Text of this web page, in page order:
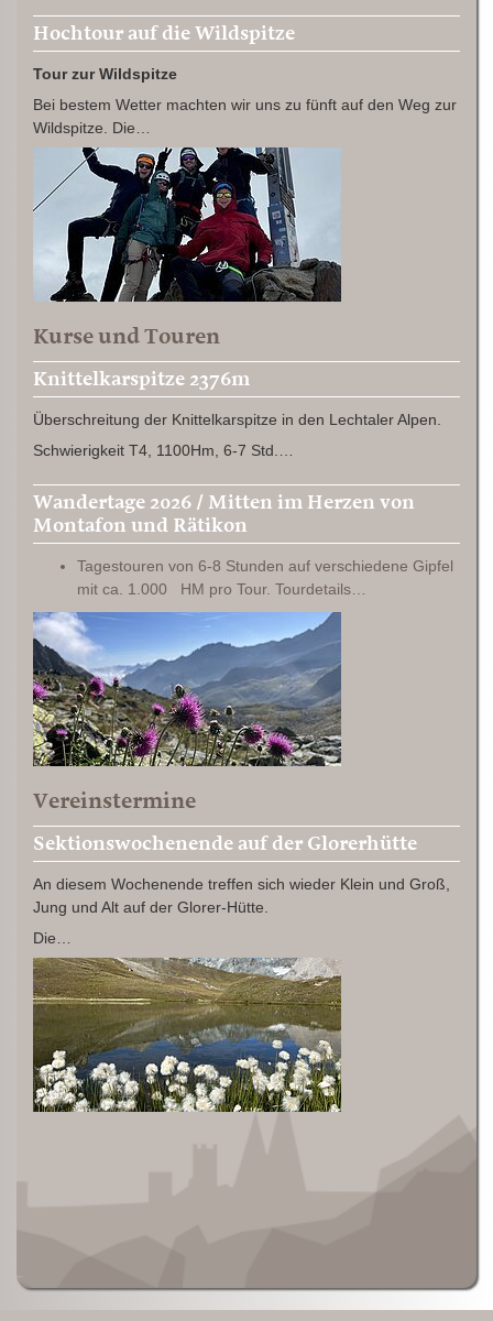
Hochtour auf die Wildspitze
Tour zur Wildspitze
Bei bestem Wetter machten wir uns zu fünft auf den Weg zur
Wildspitze. Die…
Kurse und Touren
Knittelkarspitze 2376m
Überschreitung der Knittelkarspitze in den Lechtaler Alpen.
Schwierigkeit T4, 1100Hm, 6-7 Std.…
Wandertage 2026 / Mitten im Herzen von
Montafon und Rätikon
Tagestouren von 6-8 Stunden auf verschiedene Gipfel
mit ca. 1.000 HM pro Tour. Tourdetails…
Vereinstermine
Sektionswochenende auf der Glorerhütte
An diesem Wochenende treffen sich wieder Klein und Groß,
Jung und Alt auf der Glorer-Hütte.
Die…